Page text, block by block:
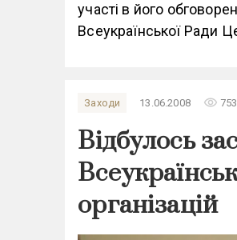
участі в його
Всеукраїнської Ради
Заходи 13.06.2008 remove_red_eye
Відбулось
організацій